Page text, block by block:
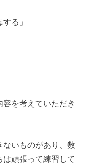
る」
を考えていただき
ないものがあり、数
は頑張って練習して